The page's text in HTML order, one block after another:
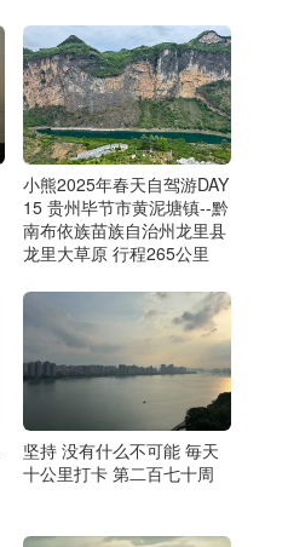
小熊2025年春天自驾游DAY
15 贵州毕节市黄泥塘镇--黔
南布依族苗族自治州龙里县
龙里大草原 行程265公里
坚持 没有什么不可能 毎天
十公里打卡 第二百七十周